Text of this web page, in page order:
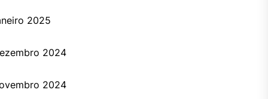
2025
2024
2024